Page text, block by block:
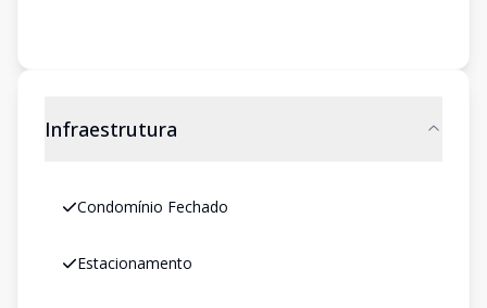
Infraestrutura
Condomínio Fechado
Estacionamento